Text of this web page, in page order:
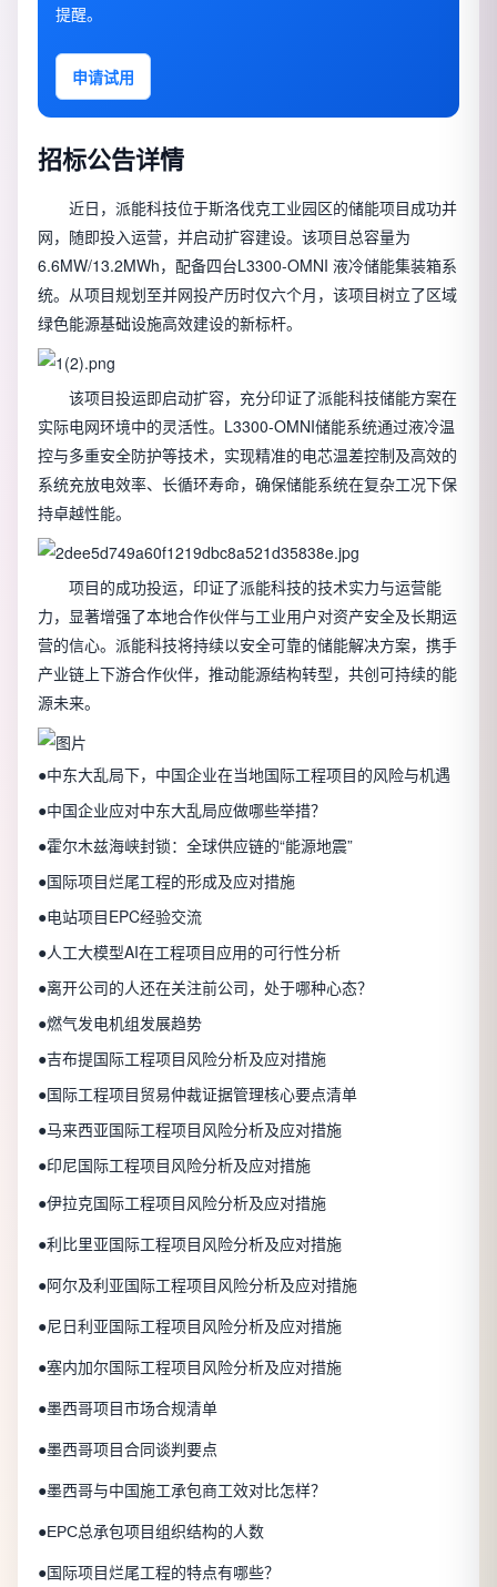
提醒。
申请试用
招标公告详情
近日，派能科技位于斯洛伐克工业园区的储能项目成功并
网，随即投入运营，并启动扩容建设。该项目总容量为
6.6MW/13.2MWh，配备四台L3300-OMNI 液冷储能集装箱系
统。从项目规划至并网投产历时仅六个月，该项目树立了区域
绿色能源基础设施高效建设的新标杆。
该项目投运即启动扩容，充分印证了派能科技储能方案在
实际电网环境中的灵活性。L3300-OMNI储能系统通过液冷温
控与多重安全防护等技术，实现精准的电芯温差控制及高效的
系统充放电效率、长循环寿命，确保储能系统在复杂工况下保
持卓越性能。
项目的成功投运，印证了派能科技的技术实力与运营能
力，显著增强了本地合作伙伴与工业用户对资产安全及长期运
营的信心。派能科技将持续以安全可靠的储能解决方案，携手
产业链上下游合作伙伴，推动能源结构转型，共创可持续的能
源未来。
●中东大乱局下，中国企业在当地国际工程项目的风险与机遇
●中国企业应对中东大乱局应做哪些举措？
●霍尔木兹海峡封锁：全球供应链的“能源地震”
●国际项目烂尾工程的形成及应对措施
●电站项目EPC经验交流
●人工大模型AI在工程项目应用的可行性分析
●离开公司的人还在关注前公司，处于哪种心态？
●燃气发电机组发展趋势
●吉布提国际工程项目风险分析及应对措施
●国际工程项目贸易仲裁证据管理核心要点清单
●马来西亚国际工程项目风险分析及应对措施
●印尼国际工程项目风险分析及应对措施
●伊拉克国际工程项目风险分析及应对措施
●利比里亚国际工程项目风险分析及应对措施
●阿尔及利亚国际工程项目风险分析及应对措施
●尼日利亚国际工程项目风险分析及应对措施
●塞内加尔国际工程项目风险分析及应对措施
●墨西哥项目市场合规清单
●墨西哥项目合同谈判要点
●墨西哥与中国施工承包商工效对比怎样？
●EPC总承包项目组织结构的人数
●国际项目烂尾工程的特点有哪些？